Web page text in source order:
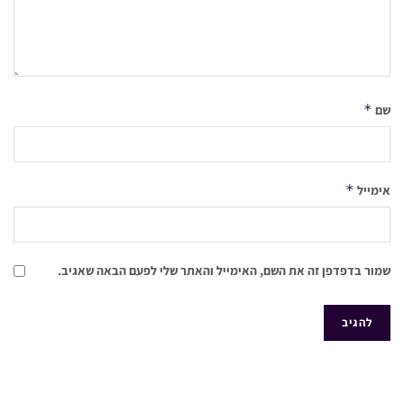
שם *
אימייל *
שמור בדפדפן זה את השם, האימייל והאתר שלי לפעם הבאה שאגיב.